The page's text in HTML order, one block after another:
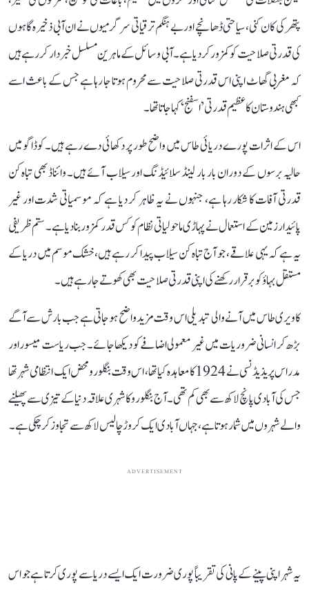
پتھر کی کان کنی، سیاحتی ڈھانچے اور بے ہنگم ترقیاتی سرگرمیوں نے ان آبی ذخیرہ گاہوں
کی قدرتی صلاحیت کو کمزور کر دیا ہے۔ آبی وسائل کے ماہرین مسلسل خبردار کر رہے ہیں
کہ مغربی گھاٹ اپنی اس قدرتی صلاحیت سے محروم ہوتا جا رہا ہے جس کے باعث اسے
کبھی ہندوستان کا عظیم قدرتی ’اسفنج‘ کہا جاتا تھا۔
اس کے اثرات پورے دریائی طاس میں واضح طور پر دکھائی دے رہے ہیں۔ کوڈاگو میں
حالیہ برسوں کے دوران بار بار لینڈ سلائیڈنگ اور سیلاب آئے ہیں۔ وائناڈ بھی تباہ کن
قدرتی آفات کا شکار رہا ہے، جنہوں نے یہ ظاہر کر دیا ہے کہ موسمیاتی شدت اور غیر
پائیدار زمین کے استعمال نے پہاڑی ماحولیاتی نظام کو کس قدر کمزور بنا دیا ہے۔ ستم ظریفی
یہ ہے کہ یہی علاقے، جو آج تباہ کن سیلاب پیدا کر رہے ہیں، خشک موسم میں دریا کے
مستقل بہاؤ کو برقرار رکھنے کی اپنی قدرتی صلاحیت بھی کھوتے جا رہے ہیں۔
کاویری طاس میں آنے والی تبدیلی اس وقت مزید واضح ہو جاتی ہے جب بارش سے آگے
بڑھ کر انسانی ضروریات میں غیر معمولی اضافے کو دیکھا جائے۔ جب ریاست میسور اور
مدراس پریذیڈنسی نے 1924 کا معاہدہ کیا تھا، اس وقت بنگلورو محض ایک انتظامی شہر تھا
جس کی آبادی پانچ لاکھ سے بھی کم تھی۔ آج بنگلورو کا شہری علاقہ دنیا کے تیزی سے پھیلنے
والے شہروں میں شمار ہوتا ہے، جہاں آبادی ایک کروڑ چالیس لاکھ سے تجاوز کر چکی ہے۔
ADVERTISEMENT
یہ شہر اپنی پینے کے پانی کی تقریباً پوری ضرورت ایک ایسے دریا سے پوری کرتا ہے جو اس